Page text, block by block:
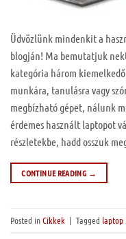
Üdvözlünk mindenkit a
blogján! Ma bemutatjuk
kategória három
munkára, tanulásra vagy
megbízható gépet, nálunk
érdemes használt laptopot
részletekbe, hadd osszuk
CONTINUE READING →
Posted inCikkek | Tagged laptop